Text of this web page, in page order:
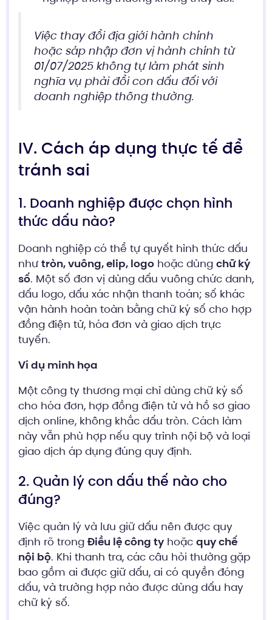
Việc thay đổi địa giới hành chính
hoặc sáp nhập đơn vị hành chính từ
01/07/2025 không tự làm phát sinh
nghĩa vụ phải đổi con dấu đối với
doanh nghiệp thông thường.
IV. Cách áp dụng thực tế để
tránh sai
1. Doanh nghiệp được chọn hình
thức dấu nào?
Doanh nghiệp có thể tự quyết hình thức dấu
như tròn, vuông, elip, logo hoặc dùng chữ ký
số. Một số đơn vị dùng dấu vuông chức danh,
dấu logo, dấu xác nhận thanh toán; số khác
vận hành hoàn toàn bằng chữ ký số cho hợp
đồng điện tử, hóa đơn và giao dịch trực
tuyến.
Ví dụ minh họa
Một công ty thương mại chỉ dùng chữ ký số
cho hóa đơn, hợp đồng điện tử và hồ sơ giao
dịch online, không khắc dấu tròn. Cách làm
này vẫn phù hợp nếu quy trình nội bộ và loại
giao dịch áp dụng đúng quy định.
2. Quản lý con dấu thế nào cho
đúng?
Việc quản lý và lưu giữ dấu nên được quy
định rõ trong Điều lệ công ty hoặc quy chế
nội bộ. Khi thanh tra, các câu hỏi thường gặp
bao gồm ai được giữ dấu, ai có quyền đóng
dấu, và trường hợp nào được dùng dấu hay
chữ ký số.